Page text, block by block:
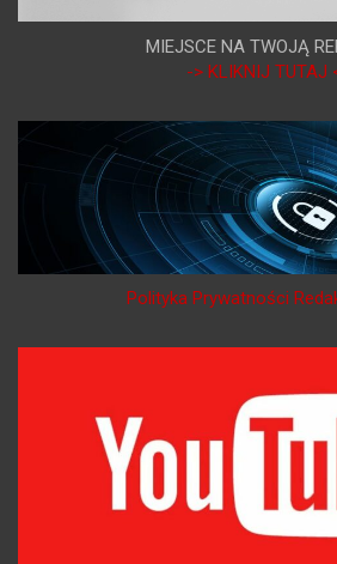
MIEJSCE NA TWOJĄ
-> KLIKNIJ TUTAJ
Polityka Prywatności